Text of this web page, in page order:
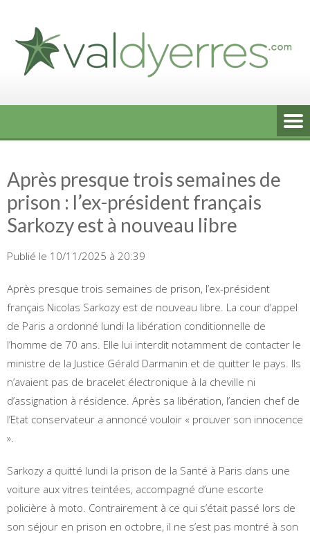
content
Après presque trois semaines de
prison : l’ex-président français
Sarkozy est à nouveau libre
Publié le 10/11/2025 à 20:39
Après presque trois semaines de prison, l’ex-président
français Nicolas Sarkozy est de nouveau libre. La cour d’appel
de Paris a ordonné lundi la libération conditionnelle de
l’homme de 70 ans. Elle lui interdit notamment de contacter le
ministre de la Justice Gérald Darmanin et de quitter le pays. Ils
n’avaient pas de bracelet électronique à la cheville ni
d’assignation à résidence. Après sa libération, l’ancien chef de
l’Etat conservateur a annoncé vouloir « prouver son innocence
».
Sarkozy a quitté lundi la prison de la Santé à Paris dans une
voiture aux vitres teintées, accompagné d’une escorte
policière à moto. Contrairement à ce qui s’était passé lors de
son séjour en prison en octobre, il ne s’est pas montré à son